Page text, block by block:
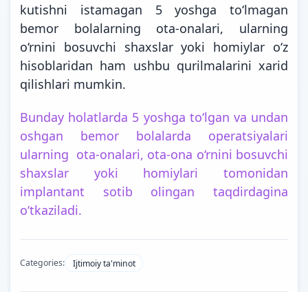
kutishni istamagan 5 yoshga to‘lmagan
bemor bolalarning ota-onalari, ularning
o‘rnini bosuvchi shaxslar yoki homiylar o‘z
hisoblaridan ham ushbu qurilmalarini xarid
qilishlari mumkin.
Bunday holatlarda 5 yoshga to‘lgan va undan
oshgan bemor bolalarda operatsiyalari
ularning ota-onalari, ota-ona o‘rnini bosuvchi
shaxslar yoki homiylari tomonidan
implantant sotib olingan taqdirdagina
o‘tkaziladi.
Categories: Ijtimoiy ta'minot